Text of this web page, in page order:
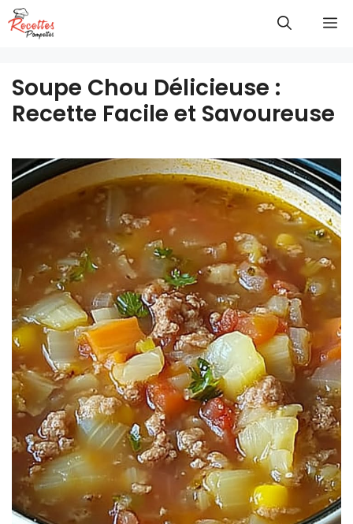
Aller
au
Soupe Chou Délicieuse :
Recette Facile et Savoureuse